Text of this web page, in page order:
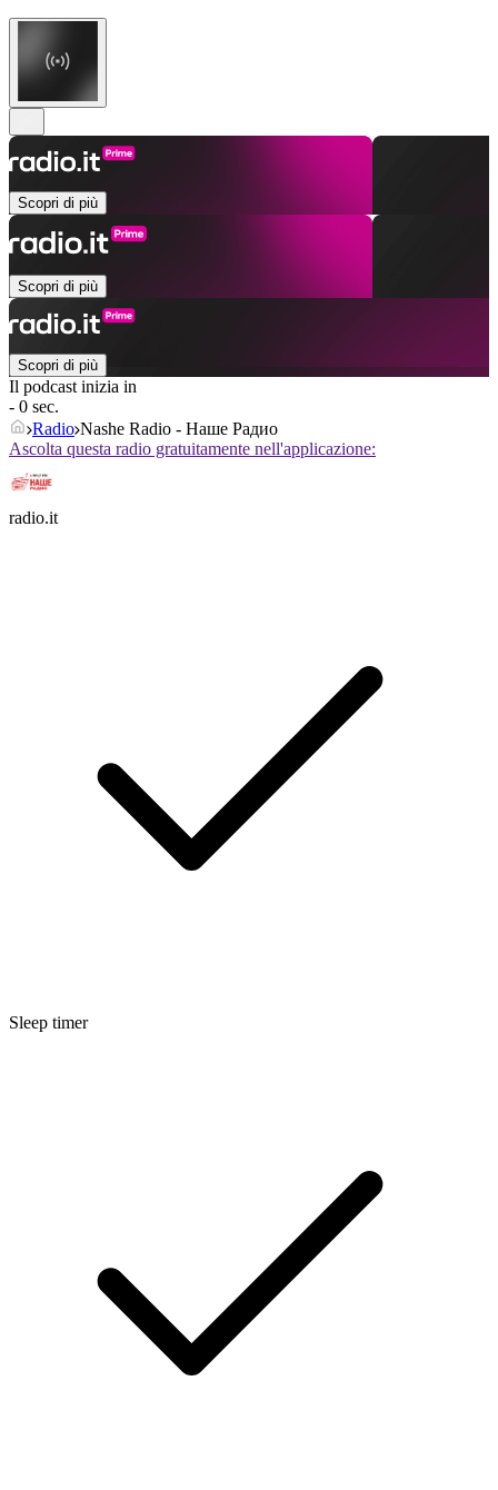
Scopri di più
Scopri di più
Scopri di più
Il podcast inizia in
- 0 sec.
Radio Nashe Radio - Наше Радио
Ascolta questa radio gratuitamente nell'applicazione:
radio.it
Sleep timer